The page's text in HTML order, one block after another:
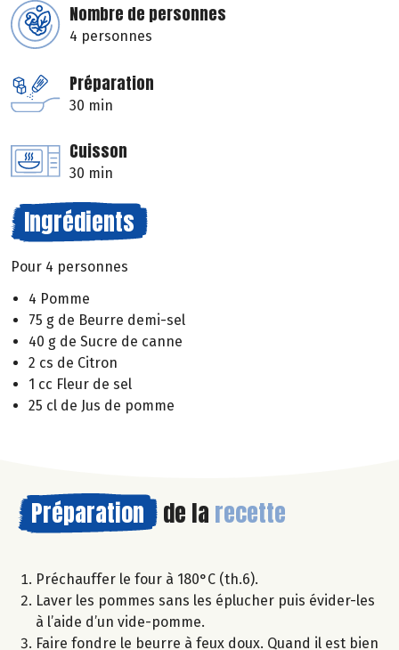
Nombre de personnes
4 personnes
Préparation
30 min
Cuisson
30 min
Ingrédients
Pour 4 personnes
4 Pomme
75 g de Beurre demi-sel
40 g de Sucre de canne
2 cs de Citron
1 cc Fleur de sel
25 cl de Jus de pomme
Préparation de la recette
Préchauffer le four à 180°C (th.6).
Laver les pommes sans les éplucher puis évider-les
à l’aide d’un vide-pomme.
Faire fondre le beurre à feux doux. Quand il est bien